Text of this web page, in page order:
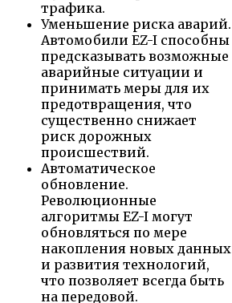
трафика.
Уменьшение риска аварий.
Автомобили EZ-I способны
предсказывать возможные
аварийные ситуации и
принимать меры для их
предотвращения, что
существенно снижает
риск дорожных
происшествий.
Автоматическое
обновление.
Революционные
алгоритмы EZ-I могут
обновляться по мере
накопления новых данных
и развития технологий,
что позволяет всегда быть
на передовой.